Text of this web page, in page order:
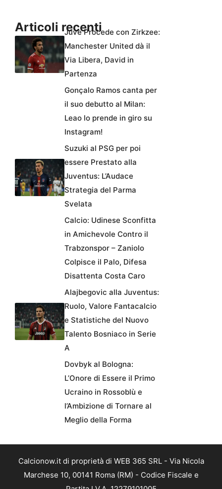
Articoli recentiJuve Procede con Zirkzee:
Manchester United dà il
Via Libera, David in
Partenza
Gonçalo Ramos canta per
il suo debutto al Milan:
Leao lo prende in giro su
Instagram!
Suzuki al PSG per poi
essere Prestato alla
Juventus: L’Audace
Strategia del Parma
Svelata
Calcio: Udinese Sconfitta
in Amichevole Contro il
Trabzonspor – Zaniolo
Colpisce il Palo, Difesa
Disattenta Costa Caro
Alajbegovic alla Juventus:
Ruolo, Valore Fantacalcio
e Statistiche del Nuovo
Talento Bosniaco in Serie
A
Dovbyk al Bologna:
L’Onore di Essere il Primo
Ucraino in Rossoblù e
l’Ambizione di Tornare al
Meglio della Forma
Calcionow.it di proprietà di WEB 365 SRL - Via Nicola
Marchese 10, 00141 Roma (RM) - Codice Fiscale e